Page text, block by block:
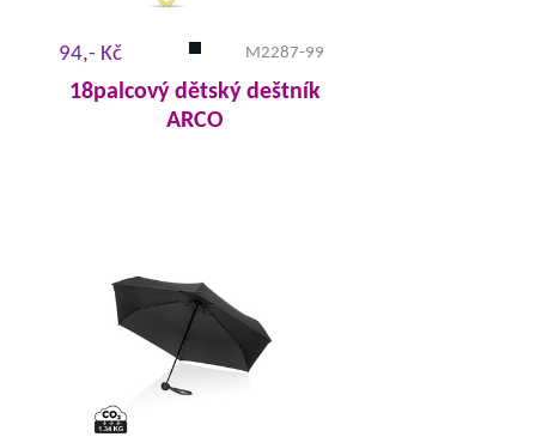
94,- Kč M2287-99
18palcový dětský deštník
ARCO